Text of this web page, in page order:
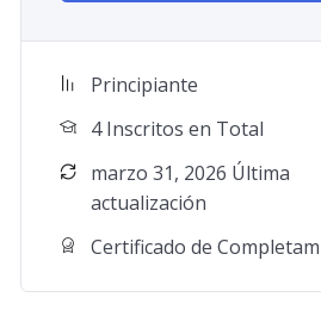
Principiante
4 Inscritos en Total
marzo 31, 2026 Última
actualización
Certificado de